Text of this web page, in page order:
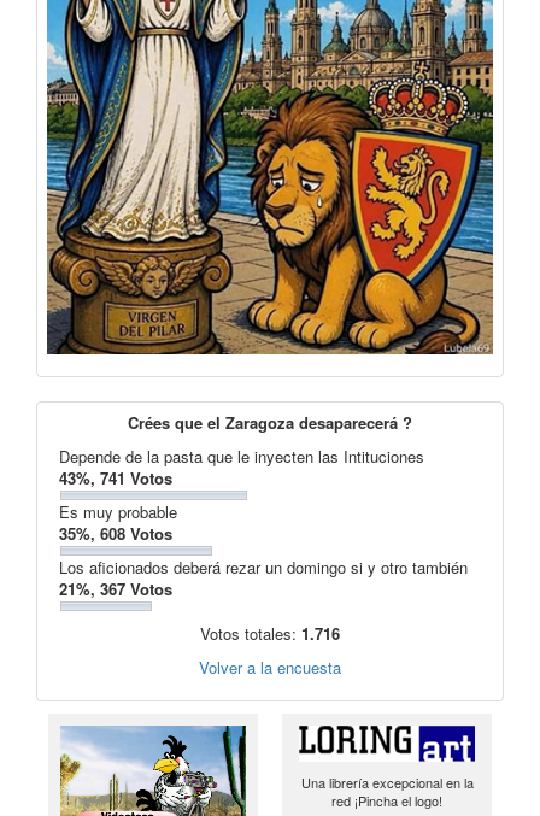
Crées que el Zaragoza desaparecerá ?
Depende de la pasta que le inyecten las Intituciones
43%, 741 Votos
Es muy probable
35%, 608 Votos
Los aficionados deberá rezar un domingo si y otro también
21%, 367 Votos
Votos totales: 1.716
Volver a la encuesta
Una librería excepcional en la
red ¡Pincha el logo!